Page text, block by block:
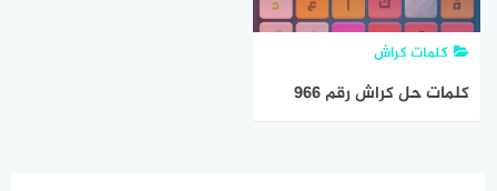
كلمات كراش
كلمات حل كراش رقم 966